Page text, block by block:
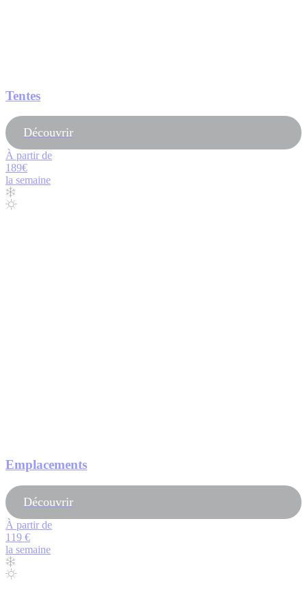
Tentes
Découvrir
À partir de
189€
la semaine
Emplacements
Découvrir
À partir de
119 €
la semaine